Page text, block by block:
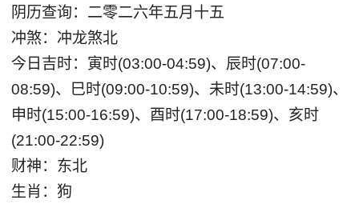
阴历查询：二零二六年五月十五
冲煞：冲龙煞北
今日吉时：寅时(03:00-04:59)、辰时(07:00-
08:59)、巳时(09:00-10:59)、未时(13:00-14:59)、
申时(15:00-16:59)、酉时(17:00-18:59)、亥时
(21:00-22:59)
财神：东北
生肖：狗